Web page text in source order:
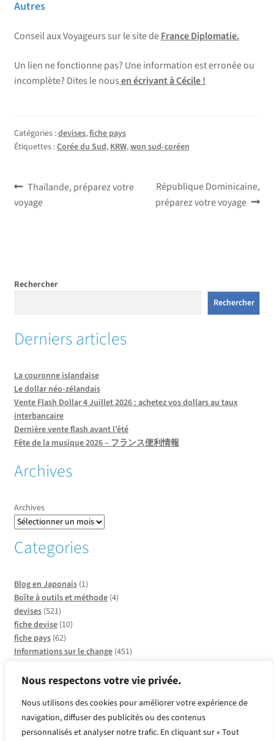
Nous respectons votre vie privée.
Nous utilisons des cookies pour améliorer votre expérience de
navigation, diffuser des publicités ou des contenus
personnalisés et analyser notre trafic. En cliquant sur « Tout
Autres
Conseil aux Voyageurs sur le site deFrance Diplomatie.
Un lien ne fonctionne pas? Une information est erronée ou
incomplète? Dites le nousen écrivant à Cécile !
Catégories :devises,fiche pays
Étiquettes :Corée du Sud,KRW,won sud-coréen
Navigation
de
Article
précédent :
Thaïlande, préparez votre
voyage
Article
suivant :
République Dominicaine,
préparez votre voyage
Rechercher
Rechercher
Derniers articles
La couronne islandaise
Le dollar néo-zélandais
Vente Flash Dollar 4 Juillet 2026 : achetez vos dollars au taux
interbancaire
Dernière vente flash avant l’été
Fête de la musique 2026 – フランス便利情報
Archives
Archives
Categories
Blog en Japonais(1)
Boîte à outils et méthode(4)
devises(521)
fiche devise(10)
fiche pays(62)
Informations sur le change(451)
Infos sur CCO(137)
métaux (2)
Produits or et argent(2)
Quelle devise pour quel pays ?(39)